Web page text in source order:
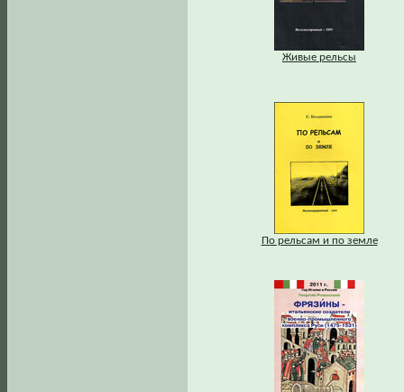
Живые рельсы
По рельсам и по земле